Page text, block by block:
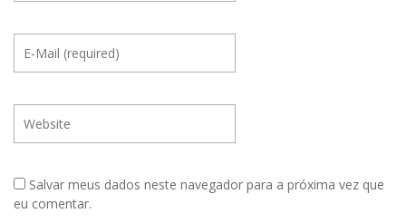
Salvar meus dados neste navegador para a próxima vez que
eu comentar.